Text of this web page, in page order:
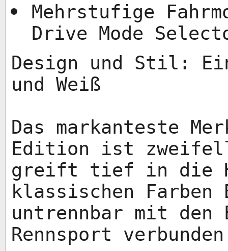
Mehrstufige
Drive Mode
Design und Stil:
und Weiß
Das markanteste
Edition ist
greift tief in die
klassischen
untrennbar mit den
Rennsport